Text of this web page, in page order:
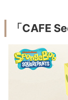
「CAFE